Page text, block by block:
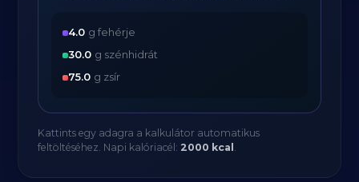
4.0 g fehérje
30.0 g szénhidrát
75.0 g zsír
Kattints egy adagra a kalkulátor automatikus
feltöltéséhez. Napi kalóriacél: 2000 kcal .